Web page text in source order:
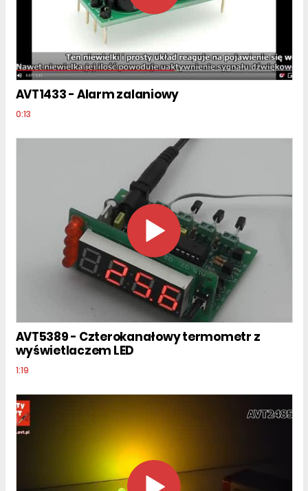
AVT1433 - Alarm zalaniowy
0:13
AVT5389 - Czterokanałowy termometr z
wyświetlaczem LED
1:19